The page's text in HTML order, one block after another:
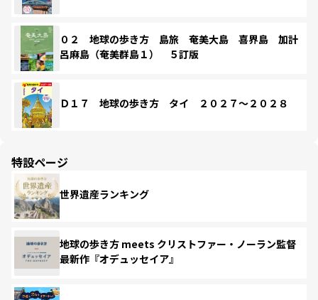
０２ 地球の歩き方 島旅 奄美大島 喜界島 加計
呂麻島（奄美群島１） ５訂版
Ｄ１７ 地球の歩き方 タイ ２０２７～２０２８
特設ページ
世界遺産ランキング
地球の歩き方 meets クリストファー・ノーラン監督
最新作『オデュッセイア』